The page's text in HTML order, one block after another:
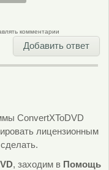
комментарии
Добавить ответ
ConvertXToDVD
лицензионным
, заходим в Помощь